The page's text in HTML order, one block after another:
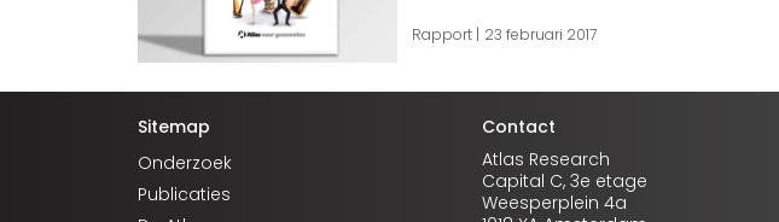
Rapport 23 februari 2017
Sitemap
Onderzoek
Publicaties
Contact
Atlas Research
Capital C, 3e etage
Weesperplein 4a